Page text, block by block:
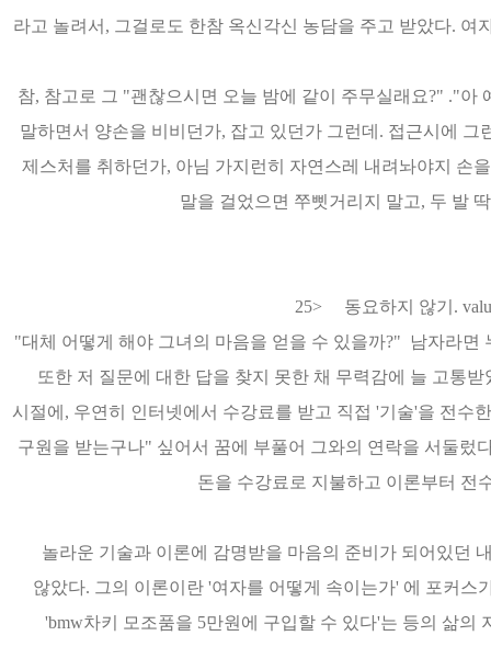
라고 놀려서, 그걸로도 한참 옥신각신 농담을 주고 받았다.
참, 참고로 그 "괜찮으시면 오늘 밤에 같이 주무실래요?" ."
말하면서 양손을 비비던가, 잡고 있던가 그런데. 접근시에
제스처를 취하던가, 아님 가지런히 자연스레 내려놔야지 손
말을 걸었으면 쭈삣거리지 말고, 두 발
25> 동요하지 않기.
"대체 어떻게 해야 그녀의 마음을 얻을 수 있을까?" 남자라면
또한 저 질문에 대한 답을 찾지 못한 채 무력감에 늘 고통
시절에, 우연히 인터넷에서 수강료를 받고 직접 '기술'을 전수
구원을 받는구나" 싶어서 꿈에 부풀어 그와의 연락을 서둘렀
돈을 수강료로 지불하고 이론부터 전
놀라운 기술과 이론에 감명받을 마음의 준비가 되어있던
않았다. 그의 이론이란 '여자를 어떻게 속이는가' 에 포커
'bmw차키 모조품을 5만원에 구입할 수 있다'는 등의 삶